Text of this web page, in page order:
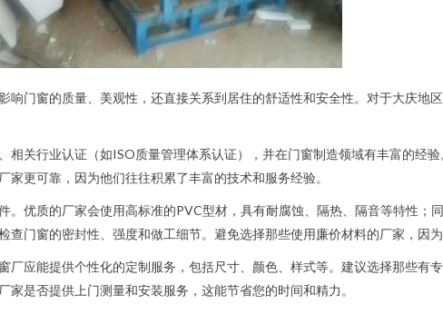
门窗的质量、美观性，还直接关系到居住的舒适性和安全性。对于大庆地
关行业认证（如ISO质量管理体系认证），并在门窗制造领域有丰富的经
更可靠，因为他们往往积累了丰富的技术和服务经验。
优质的厂家会使用高标准的PVC型材，具有耐腐蚀、隔热、隔音等特性；
门窗的密封性、强度和做工细节。避免选择那些使用廉价材料的厂家，因
应能提供个性化的定制服务，包括尺寸、颜色、样式等。建议选择那些有
是否提供上门测量和安装服务，这能节省您的时间和精力。